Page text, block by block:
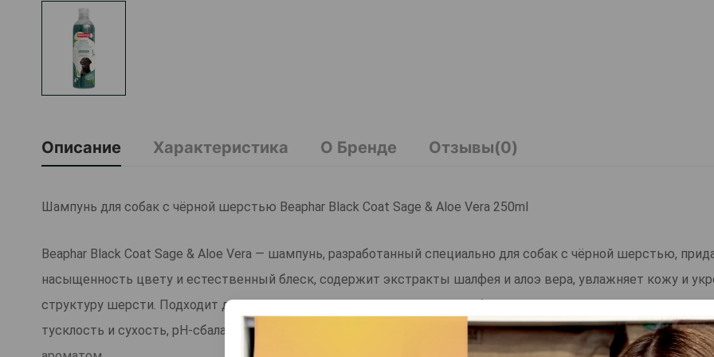
Описание Характеристика О Бренде Отзывы(0)
Шампунь для собак с чёрной шерстью Beaphar Black Coat Sage & Aloe Vera 250ml
Beaphar Black Coat Sage & Aloe Vera — шампунь, разработанный специально для собак с чёрной шерстью,
насыщенность цвету и естественный блеск, содержит экстракты шалфея и алоэ вера, увлажняет кожу и
структуру шерсти. Подходит для животных с чувствительной кожей, облегчает расчёсывание,
тусклость и сухость, pH-сбалансированная формула безопасна при регулярном использовании и обладает